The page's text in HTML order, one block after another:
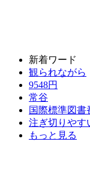
新着ワード
観られながら
9548円
常谷
国際標準図書
注ぎ切りやす
もっと見る